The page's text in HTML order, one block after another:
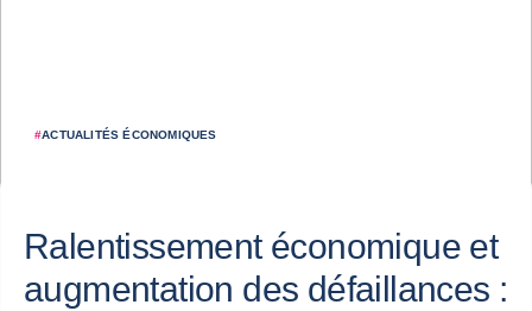
#ACTUALITÉS ÉCONOMIQUES
Ralentissement économique et
augmentation des défaillances :